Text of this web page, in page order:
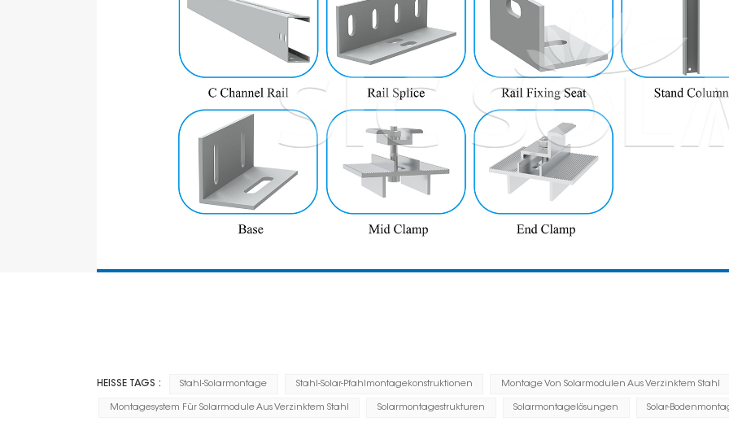
HEISSE TAGS : Stahl-Solarmontage Stahl-Solar-Pfahlmontagekonstruktionen Montage Von Solarmodulen Aus Verzinktem Stahl
Montagesystem Für Solarmodule Aus Verzinktem Stahl Solarmontagestrukturen Solarmontagelösungen Solar-